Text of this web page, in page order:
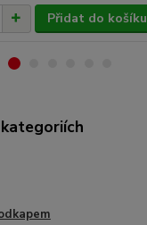
Přidat do košíku